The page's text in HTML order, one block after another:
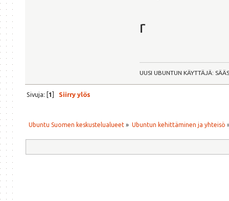
r
UUSI UBUNTUN KÄYTTÄJÄ:
Sivuja: [1] Siirry ylös
Ubuntu Suomen keskustelualueet » Ubuntun kehittäminen ja yhteisö